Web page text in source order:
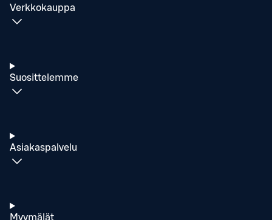
Verkkokauppa
Suosittelemme
Asiakaspalvelu
Myymälät